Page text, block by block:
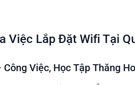
Việc Lắp Đặt Wifi Tại
Việc, Học Tập Thăng